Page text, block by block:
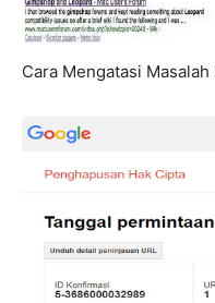
Cara Mengatasi